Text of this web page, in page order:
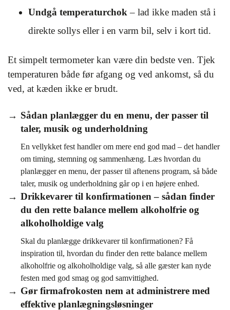
Undgå temperaturchok – lad ikke maden stå i
direkte sollys eller i en varm bil, selv i kort tid.
Et simpelt termometer kan være din bedste ven. Tjek
temperaturen både før afgang og ved ankomst, så du
ved, at kæden ikke er brudt.
Sådan planlægger du en menu, der passer til
taler, musik og underholdning
En vellykket fest handler om mere end god mad – det handler
om timing, stemning og sammenhæng. Læs hvordan du
planlægger en menu, der passer til aftenens program, så både
taler, musik og underholdning går op i en højere enhed.
Drikkevarer til konfirmationen – sådan finder
du den rette balance mellem alkoholfrie og
alkoholholdige valg
Skal du planlægge drikkevarer til konfirmationen? Få
inspiration til, hvordan du finder den rette balance mellem
alkoholfrie og alkoholholdige valg, så alle gæster kan nyde
festen med god smag og god samvittighed.
Gør firmafrokosten nem at administrere med
effektive planlægningsløsninger